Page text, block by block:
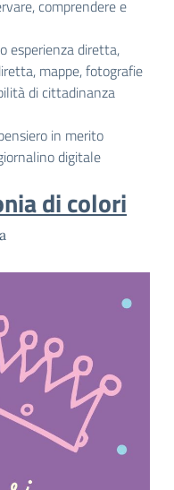
comprendere e
esperienza diretta,
mappe, fotografie
di cittadinanza
in merito
digitale
di colori